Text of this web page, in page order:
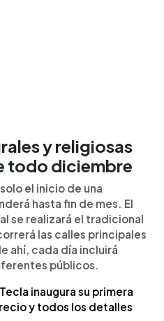
y religiosas
todo diciembre
el inicio de una
hasta fin de mes. El
se realizará el tradicional
las calles principales
ahí, cada día incluirá
públicos.
inaugura su primera
y todos los detalles